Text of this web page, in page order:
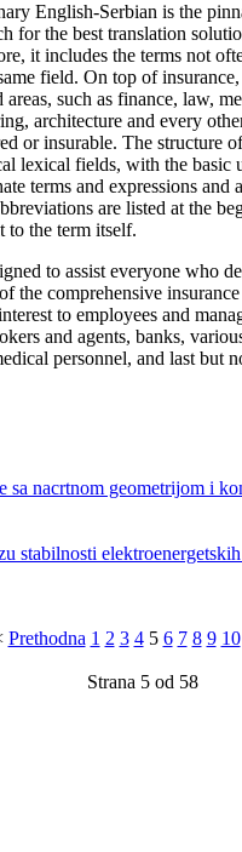
English-Serbian is the
for the best translation
it includes the terms not
field. On top of
such as finance, law,
architecture and every
or insurable. The structure
lexical fields, with the basic
terms and expressions and
are listed at the
to the term itself.
to assist everyone who
the comprehensive
to employees and
and agents, banks,
personnel, and last but
sa nacrtnom geometrijom i
stabilnosti elektroenergetskih
Prethodna 1 2 3 4 5 6 7 8 9 10
Strana 5 od 58